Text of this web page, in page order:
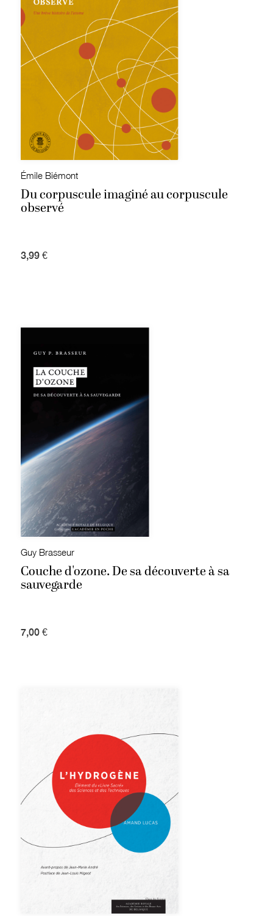
Émile Biémont
Du corpuscule imaginé au corpuscule
observé
3,99 €
Guy Brasseur
Couche d'ozone. De sa découverte à sa
sauvegarde
7,00 €